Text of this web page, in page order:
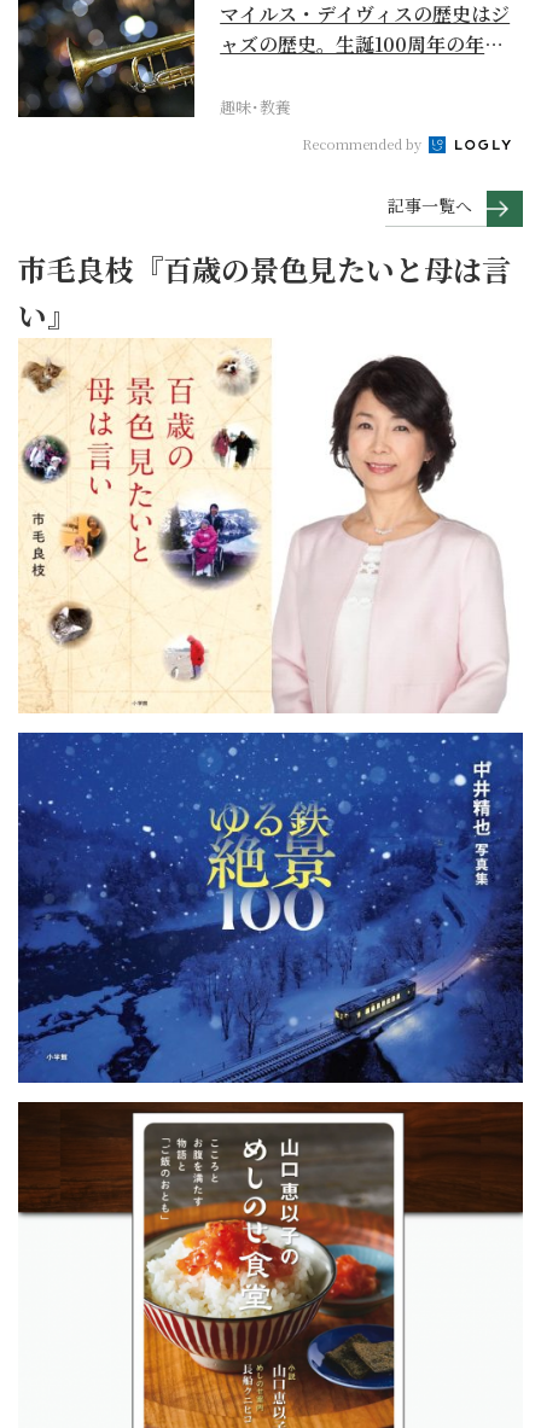
マイルス・デイヴィスの歴史はジ
ャズの歴史。生誕100周年の年に
趣味･教養
Recommended by
記事一覧へ
市毛良枝『百歳の景色見たいと母は言
い』